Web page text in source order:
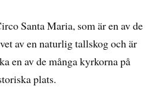
Santa Maria, som är en av de
av en naturlig tallskog och är
en av de många kyrkorna på
plats.